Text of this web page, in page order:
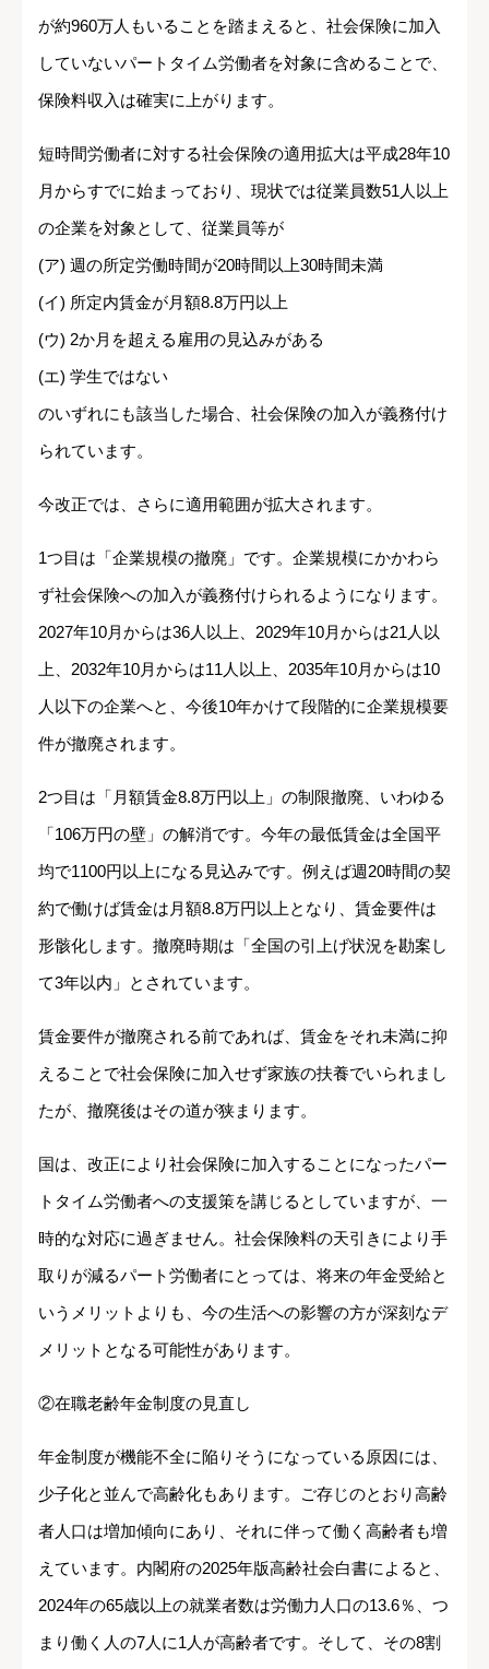
が約960万人もいることを踏まえると、社会保険に加入
していないパートタイム労働者を対象に含めることで、
保険料収入は確実に上がります。
短時間労働者に対する社会保険の適用拡大は平成28年10
月からすでに始まっており、現状では従業員数51人以上
の企業を対象として、従業員等が
(ア) 週の所定労働時間が20時間以上30時間未満
(イ) 所定内賃金が月額8.8万円以上
(ウ) 2か月を超える雇用の見込みがある
(エ) 学生ではない
のいずれにも該当した場合、社会保険の加入が義務付け
られています。
今改正では、さらに適用範囲が拡大されます。
1つ目は「企業規模の撤廃」です。企業規模にかかわら
ず社会保険への加入が義務付けられるようになります。
2027年10月からは36人以上、2029年10月からは21人以
上、2032年10月からは11人以上、2035年10月からは10
人以下の企業へと、今後10年かけて段階的に企業規模要
件が撤廃されます。
2つ目は「月額賃金8.8万円以上」の制限撤廃、いわゆる
「106万円の壁」の解消です。今年の最低賃金は全国平
均で1100円以上になる見込みです。例えば週20時間の契
約で働けば賃金は月額8.8万円以上となり、賃金要件は
形骸化します。撤廃時期は「全国の引上げ状況を勘案し
て3年以内」とされています。
賃金要件が撤廃される前であれば、賃金をそれ未満に抑
えることで社会保険に加入せず家族の扶養でいられまし
たが、撤廃後はその道が狭まります。
国は、改正により社会保険に加入することになったパー
トタイム労働者への支援策を講じるとしていますが、一
時的な対応に過ぎません。社会保険料の天引きにより手
取りが減るパート労働者にとっては、将来の年金受給と
いうメリットよりも、今の生活への影響の方が深刻なデ
メリットとなる可能性があります。
②在職老齢年金制度の見直し
年金制度が機能不全に陥りそうになっている原因には、
少子化と並んで高齢化もあります。ご存じのとおり高齢
者人口は増加傾向にあり、それに伴って働く高齢者も増
えています。内閣府の2025年版高齢社会白書によると、
2024年の65歳以上の就業者数は労働力人口の13.6％、つ
まり働く人の7人に1人が高齢者です。そして、その8割